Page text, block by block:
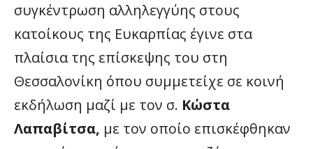
συγκέντρωση αλληλεγγύης στους
κατοίκους της Ευκαρπίας έγινε στα
πλαίσια της επίσκεψης του στη
Θεσσαλονίκη όπου συμμετείχε σε κοινή
εκδήλωση μαζί με τον σ. Κώστα
Λαπαβίτσα, με τον οποίο επισκέφθηκαν